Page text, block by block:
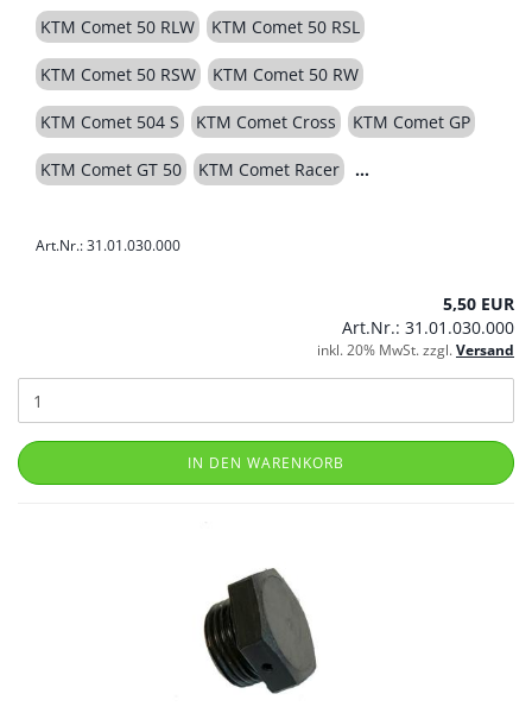
KTM Comet 50 RLW KTM Comet 50 RSL
KTM Comet 50 RSW KTM Comet 50 RW
KTM Comet 504 S KTM Comet Cross KTM Comet GP
KTM Comet GT 50 KTM Comet Racer
Art.Nr.: 31.01.030.000
5,50 EUR
Art.Nr.: 31.01.030.000
inkl. 20% MwSt. zzgl.Versand
IN DEN WARENKORB